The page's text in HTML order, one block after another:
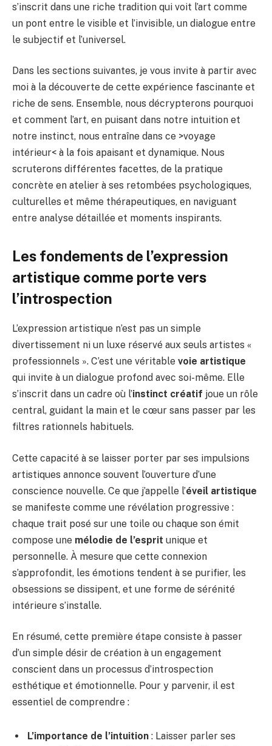
s’inscrit dans une riche tradition qui voit l’art comme
un pont entre le visible et l’invisible, un dialogue entre
le subjectif et l’universel.
Dans les sections suivantes, je vous invite à partir avec
moi à la découverte de cette expérience fascinante et
riche de sens. Ensemble, nous décrypterons pourquoi
et comment l’art, en puisant dans notre intuition et
notre instinct, nous entraîne dans ce >voyage
intérieur< à la fois apaisant et dynamique. Nous
scruterons différentes facettes, de la pratique
concrète en atelier à ses retombées psychologiques,
culturelles et même thérapeutiques, en naviguant
entre analyse détaillée et moments inspirants.
Les fondements de l’expression
artistique comme porte vers
l’introspection
L’expression artistique n’est pas un simple
divertissement ni un luxe réservé aux seuls artistes «
professionnels ». C’est une véritable voie artistique
qui invite à un dialogue profond avec soi-même. Elle
s’inscrit dans un cadre où l’instinct créatif joue un rôle
central, guidant la main et le cœur sans passer par les
filtres rationnels habituels.
Cette capacité à se laisser porter par ses impulsions
artistiques annonce souvent l’ouverture d’une
conscience nouvelle. Ce que j’appelle l’éveil artistique
se manifeste comme une révélation progressive :
chaque trait posé sur une toile ou chaque son émit
compose une mélodie de l’esprit unique et
personnelle. À mesure que cette connexion
s’approfondit, les émotions tendent à se purifier, les
obsessions se dissipent, et une forme de sérénité
intérieure s’installe.
En résumé, cette première étape consiste à passer
d’un simple désir de création à un engagement
conscient dans un processus d’introspection
esthétique et émotionnelle. Pour y parvenir, il est
essentiel de comprendre :
L’importance de l’intuition : Laisser parler ses